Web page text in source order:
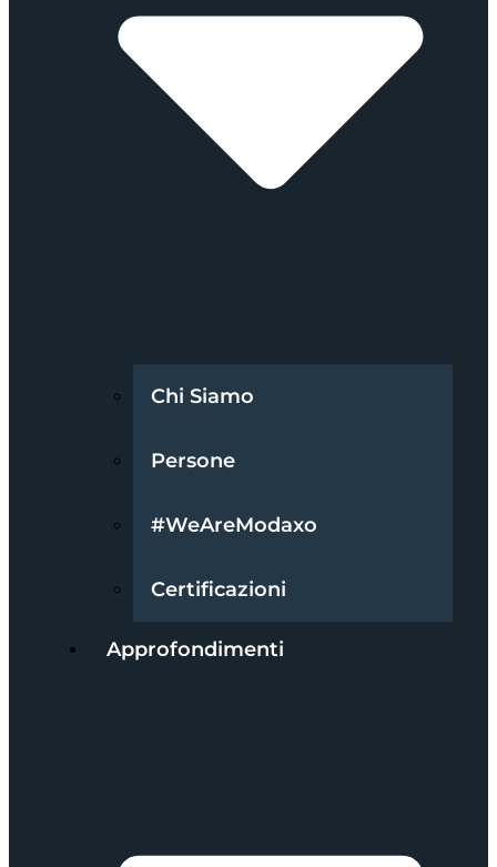
Chi Siamo
Persone
#WeAreModaxo
Certificazioni
Approfondimenti